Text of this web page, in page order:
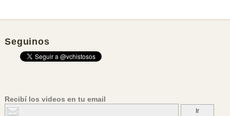
Seguinos
Recibí los videos en tu email